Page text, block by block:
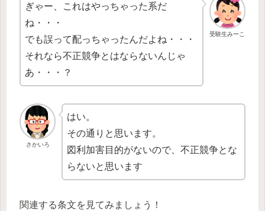
受験生みーこ
ぎゃー、これはやっちゃった系だ
ね・・・
でも誤って配っちゃったんだよね・・・
それなら不正競争とはならないんじゃ
あ・・・？
さかいろ
はい。
その通りと思います。
図利加害目的がないので、不正競争とな
らないと思います
関連する条文を見てみましょう！